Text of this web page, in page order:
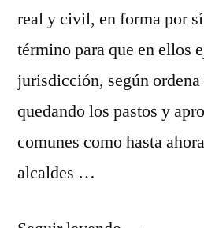
real y civil, en forma por
término para que en ellos
jurisdicción, según
quedando los pastos y
comunes como hasta
alcaldes …